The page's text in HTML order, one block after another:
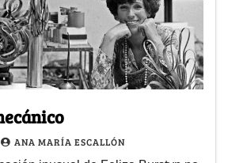
ANA MARÍA ESCALLÓN